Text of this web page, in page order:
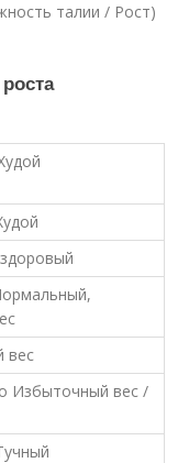
талии / Рост)
вес
Избыточный вес /